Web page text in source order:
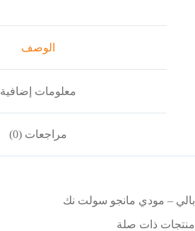
الوصف
معلومات إضافية
مراجعات (0)
بالي – مودي مانجو سولت نك
منتجات ذات صلة